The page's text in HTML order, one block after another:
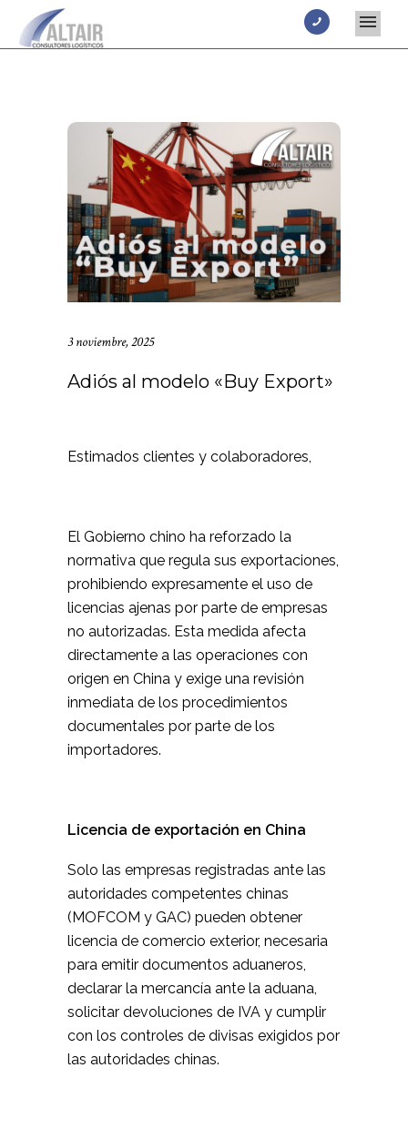
3 noviembre, 2025
Adiós al modelo «Buy Export»
Estimados clientes y colaboradores,
El Gobierno chino ha reforzado la
normativa que regula sus exportaciones,
prohibiendo expresamente el uso de
licencias ajenas por parte de empresas
no autorizadas. Esta medida afecta
directamente a las operaciones con
origen en China y exige una revisión
inmediata de los procedimientos
documentales por parte de los
importadores.
Licencia de exportación en China
Solo las empresas registradas ante las
autoridades competentes chinas
(MOFCOM y GAC) pueden obtener
licencia de comercio exterior, necesaria
para emitir documentos aduaneros,
declarar la mercancía ante la aduana,
solicitar devoluciones de IVA y cumplir
con los controles de divisas exigidos por
las autoridades chinas.